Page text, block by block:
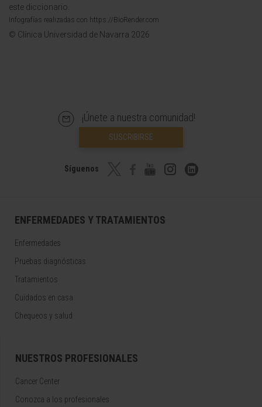
este diccionario.
Infografías realizadas con https://BioRender.com
© Clínica Universidad de Navarra 2026
¡Únete a nuestra comunidad!
SUSCRIBIRSE
Síguenos
ENFERMEDADES Y TRATAMIENTOS
Enfermedades
Pruebas diagnósticas
Tratamientos
Cuidados en casa
Chequeos y salud
NUESTROS PROFESIONALES
Cancer Center
Conozca a los profesionales